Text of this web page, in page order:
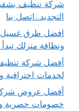
التجديد..اتصل بنا
افضل طرق غسيل
ونظافة منزلك تبدأ
لخدمات احترافية
خصومات حصرية